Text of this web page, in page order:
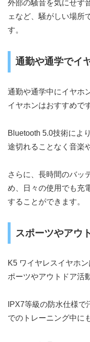
外部の騒音を気にせず
ェなど、騒がしい場所
す。
通勤や通学でイ
通勤や通学中にイヤホ
イヤホンはおすすめで
Bluetooth 5.0技術によ
途切れることなく音楽
さらに、長時間のバッ
め、日々の使用でも充
することができます。
スポーツやアウ
K5 ワイヤレスイヤホ
ポーツやアウトドア活
IPX7等級の防水仕様
でのトレーニング中に